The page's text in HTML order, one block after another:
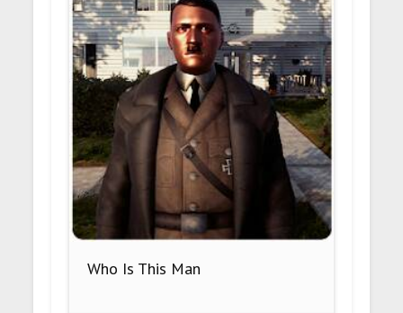
Who Is This Man